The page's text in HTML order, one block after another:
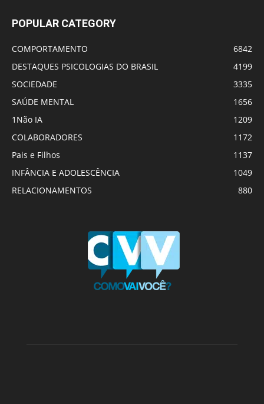
POPULAR CATEGORY
COMPORTAMENTO
6842
DESTAQUES PSICOLOGIAS DO BRASIL
4199
SOCIEDADE
3335
SAÚDE MENTAL
1656
1Não IA
1209
COLABORADORES
1172
Pais e Filhos
1137
INFÂNCIA E ADOLESCÊNCIA
1049
RELACIONAMENTOS
880